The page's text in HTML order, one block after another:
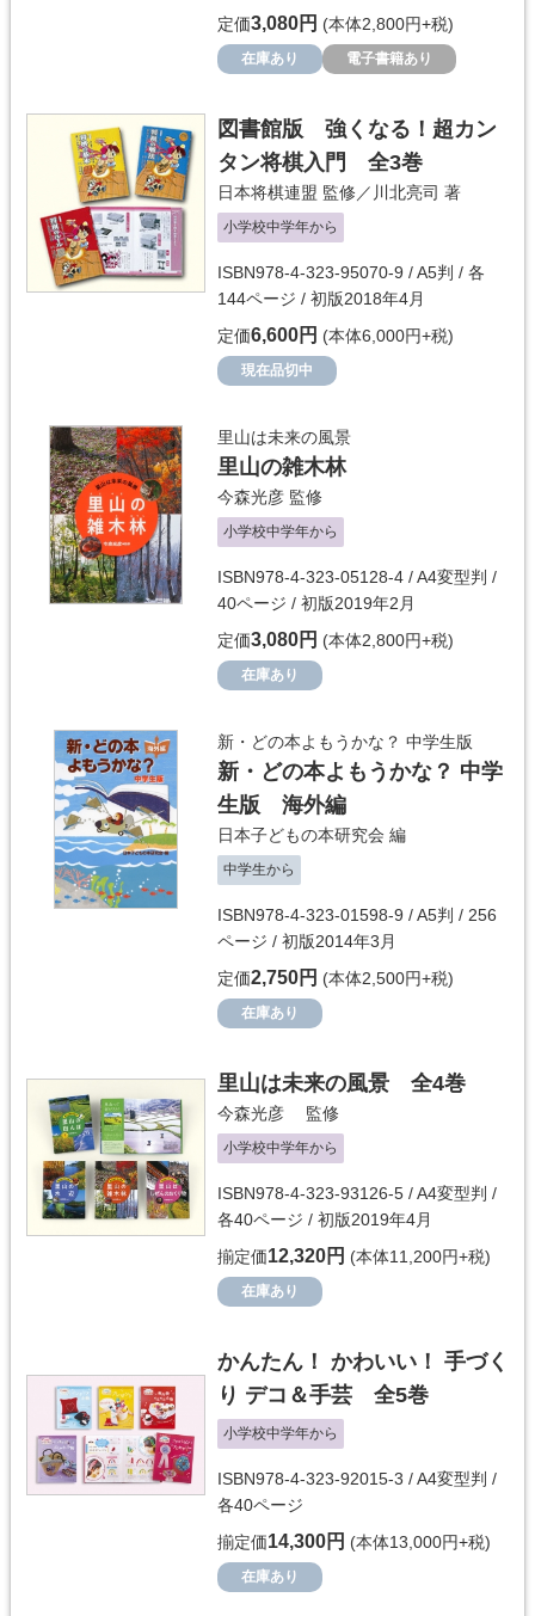
定価3,080円 (本体2,800円+税)
在庫あり 電子書籍あり
図書館版 強くなる！超カン
タン将棋入門 全3巻
日本将棋連盟 監修／ 川北亮司 著
小学校中学年から
ISBN978-4-323-95070-9 / A5判 / 各
144ページ / 初版2018年4月
定価6,600円 (本体6,000円+税)
現在品切中
里山は未来の風景
里山の雑木林
今森光彦 監修
小学校中学年から
ISBN978-4-323-05128-4 / A4変型判 /
40ページ / 初版2019年2月
定価3,080円 (本体2,800円+税)
在庫あり
新・どの本よもうかな？ 中学生版
新・どの本よもうかな？ 中学
生版 海外編
日本子どもの本研究会 編
中学生から
ISBN978-4-323-01598-9 / A5判 / 256
ページ / 初版2014年3月
定価2,750円 (本体2,500円+税)
在庫あり
里山は未来の風景 全4巻
今森光彦 監修
小学校中学年から
ISBN978-4-323-93126-5 / A4変型判 /
各40ページ / 初版2019年4月
揃定価12,320円 (本体11,200円+税)
在庫あり
かんたん！ かわいい！ 手づく
り デコ＆手芸 全5巻
小学校中学年から
ISBN978-4-323-92015-3 / A4変型判 /
各40ページ
揃定価14,300円 (本体13,000円+税)
在庫あり